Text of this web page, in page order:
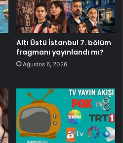
Altı Üstü İstanbul 7. bölüm
fragmanı yayınlandı mı?
Ağustos 6, 2026